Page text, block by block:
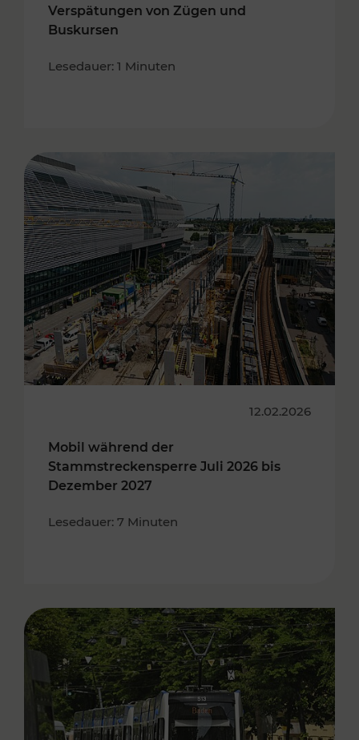
Verspätungen von Zügen und
Buskursen
Lesedauer: 1 Minuten
12.02.2026
Mobil während der
Stammstreckensperre Juli 2026 bis
Dezember 2027
Lesedauer: 7 Minuten